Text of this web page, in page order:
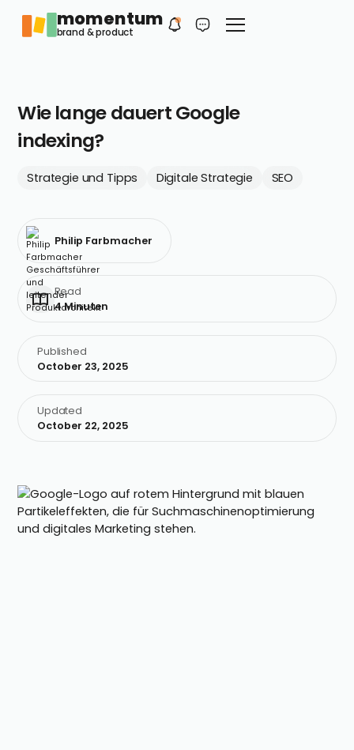
momentum
brand & product
Philip
Dein erster Kontakt
Wie lange dauert Google
indexing?
Strategie und Tipps Digitale Strategie SEO
Philip Farbmacher
Read
4 Minuten
Published
October 23, 2025
Updated
October 22, 2025